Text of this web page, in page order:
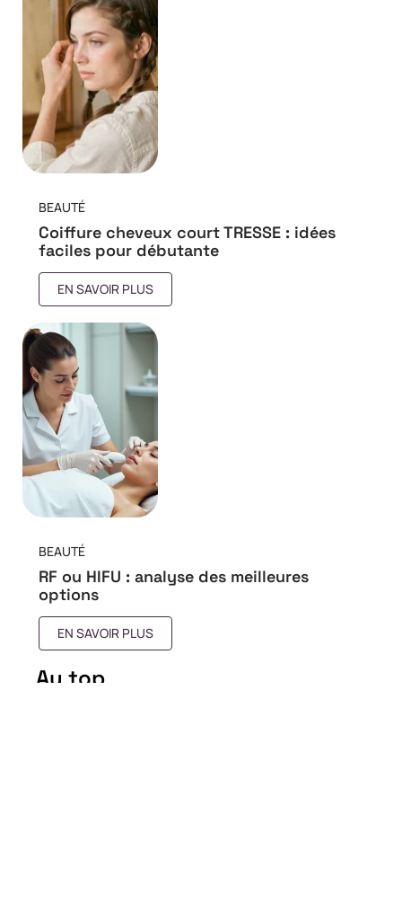
BEAUTÉ
Coiffure cheveux court TRESSE : idées
faciles pour débutante
EN SAVOIR PLUS
BEAUTÉ
RF ou HIFU : analyse des meilleures
options
EN SAVOIR PLUS
Au top